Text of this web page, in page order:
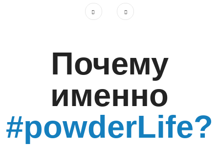
Почему
именно
#powderLife?